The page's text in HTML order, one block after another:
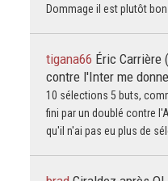
Dommage il est plutôt
tigana66 Éric Carrière
contre l'Inter me
10 sélections 5 buts,
fini par un doublé contre
qu'il n'ai pas eu plus de